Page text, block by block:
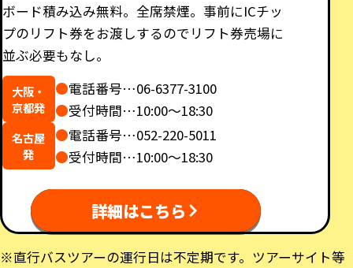
ボード積み込み無料。全席禁煙。事前にICチッ
プのリフト券をお渡しするのでリフト券売場に
並ぶ必要もなし。
大阪・
京都発
●電話番号…06-6377-3100
●受付時間…10:00～18:30
名古屋
発
●電話番号…052-220-5011
●受付時間…10:00～18:30
詳細はこちら
※直行バスツアーの運行日は不定期です。ツアーサイト等